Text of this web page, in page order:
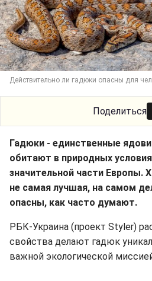
Действительно ли гадюки опасны для
Поделиться
Гадюки - единственные
обитают в природных
значительной части Европы.
не самая лучшая, на самом
опасны, как часто думают.
РБК-Украина (проект Styler)
свойства делают гадюк
важной экологической